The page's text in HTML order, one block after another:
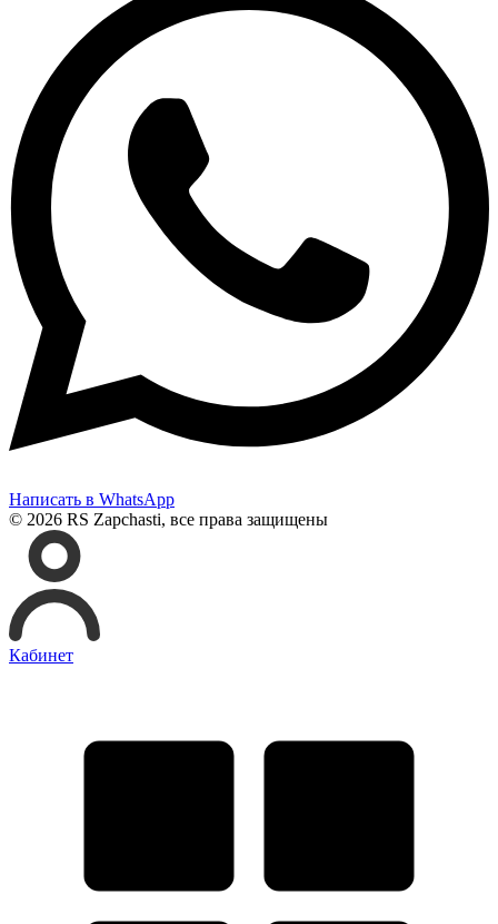
Написать в WhatsApp
© 2026 RS Zapchasti, все права защищены
Кабинет